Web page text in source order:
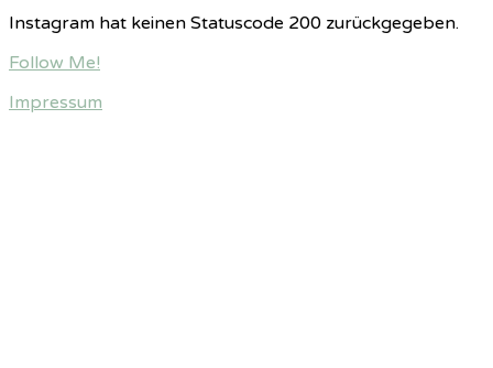
Instagram hat keinen Statuscode 200 zurückgegeben.
Follow Me!
Impressum